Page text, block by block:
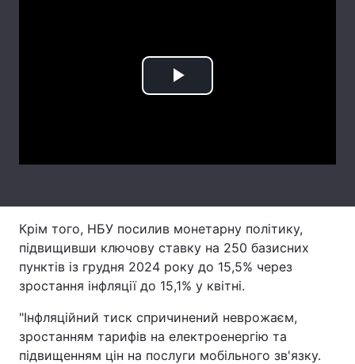
Статті
Думки
Контакти
Play
Крім того, НБУ посилив монетарну політику,
підвищивши ключову ставку на 250 базисних
пунктів із грудня 2024 року до 15,5% через
зростання інфляції до 15,1% у квітні.
"Інфляційний тиск спричинений неврожаєм,
зростанням тарифів на електроенергію та
підвищенням цін на послуги мобільного зв'язку.